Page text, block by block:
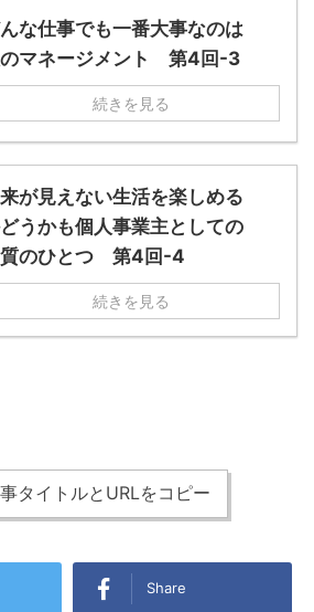
な仕事でも一番大事なのは
マネージメント 第4回-3
続きを見る
が見えない生活を楽しめる
うかも個人事業主としての
のひとつ 第4回-4
続きを見る
タイトルとURLをコピー
Share